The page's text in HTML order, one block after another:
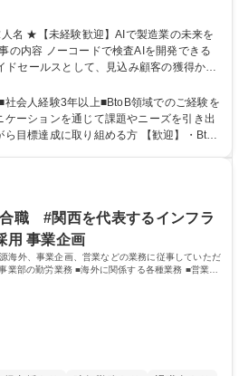
服装自由
ドセールスとして、見込み顧客の獲得から
だきます。マーケティングとフィールド
シ
る商談機会の最大化を目指します。 【具
話・メールによるアプローチ/リードナー
歓迎】AIで製
ールス
社会人経験3年以上■BtoB領域でのご経験を
ーションを通じて課題やニーズを引き出
成に取り組める方 【歓迎】・BtoB
ナーチャリングに関する知見 ・データを
高専 短
：
合職 #関西を代表するインフラ
事業企画
海外、事業企画、営業などの業務に従事していただ
業部の勤労業務 ■海外に関係する各種業務 ■営業部